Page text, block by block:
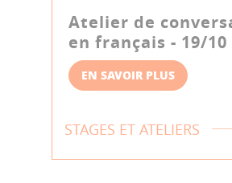
Atelier de
en français - 19/10
EN SAVOIR PLUS
STAGES ET ATELIERS